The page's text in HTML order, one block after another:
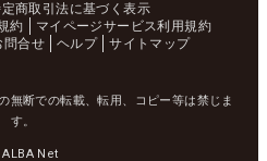
商取引法に基づく表示
約
マイページサービス利用規約
問合せ ヘルプ サイトマップ
無断での転載、転用、コピー等は禁じま
す。
Net